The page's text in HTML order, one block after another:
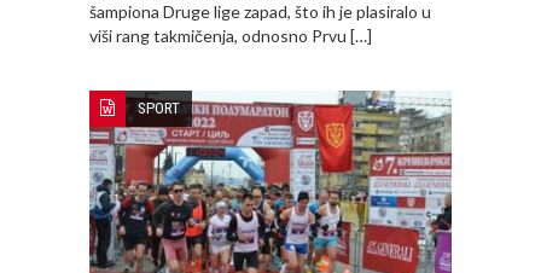
šampiona Druge lige zapad, što ih je plasiralo u
viši rang takmičenja, odnosno Prvu […]
SPORT